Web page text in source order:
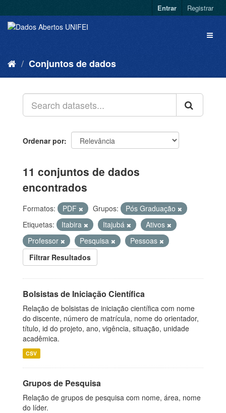
Entrar Registrar
Conjuntos de dados
Ordenar por
11 conjuntos de dados
encontrados
Formatos: PDF Grupos:
Pós Graduação
Etiquetas:
Itabira Itajubá
Ativos
Professor
Pesquisa
Pessoas
Filtrar Resultados
Bolsistas de Iniciação Científica
Relação de bolsistas de iniciação científica com nome
do discente, número de matrícula, nome do orientador,
título, id do projeto, ano, vigência, situação, unidade
acadêmica.
CSV
Grupos de Pesquisa
Relação de grupos de pesquisa com nome, área, nome
do líder.